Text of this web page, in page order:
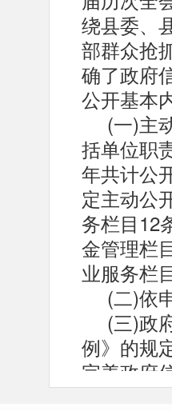
绕县委、
部群众抢
确了政府
公开基本
(一)主
括单位职
年共计公
定主动公
务栏目12
金管理栏
业服务栏
(二)依
(三)政
例》的规
完善政府
息公开工